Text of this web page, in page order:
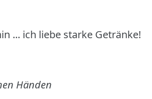
... ich liebe starke Getränke!
Händen